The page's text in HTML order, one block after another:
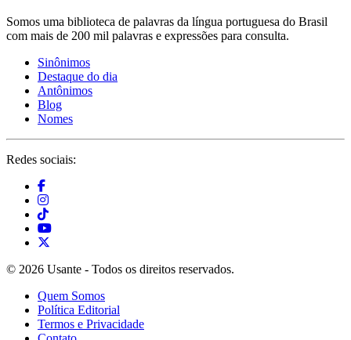
Somos uma biblioteca de palavras da língua portuguesa do Brasil
com mais de 200 mil palavras e expressões para consulta.
Sinônimos
Destaque do dia
Antônimos
Blog
Nomes
Redes sociais:
© 2026 Usante - Todos os direitos reservados.
Quem Somos
Política Editorial
Termos e Privacidade